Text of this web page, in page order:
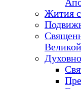
Жития